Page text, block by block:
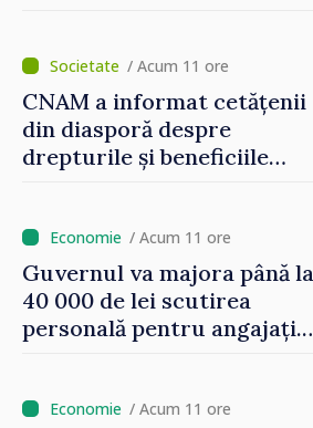
/ Acum 11 ore
CNAM a informat cetățenii
din diasporă despre
drepturile și beneficiile
/ Acum 11 ore
Guvernul va majora până la
40 000 de lei scutirea
personală pentru angajați.
oamenilor”/ Acum 11 ore